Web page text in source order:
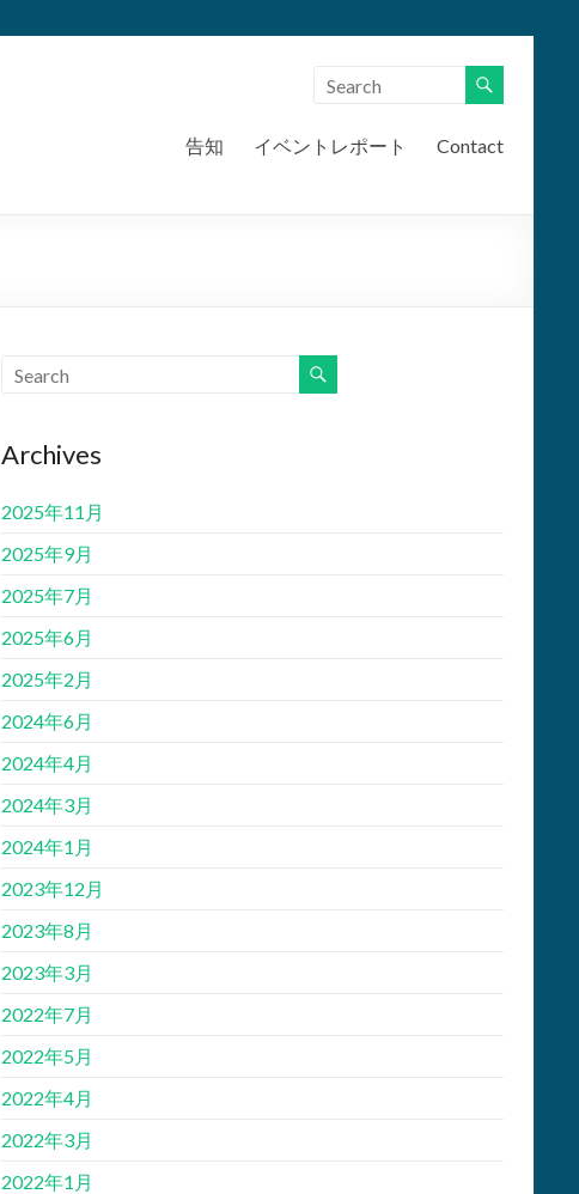
告知 イベントレポート Contact
Archives
2025年11月
2025年9月
2025年7月
2025年6月
2025年2月
2024年6月
2024年4月
2024年3月
2024年1月
2023年12月
2023年8月
2023年3月
2022年7月
2022年5月
2022年4月
2022年3月
2022年1月